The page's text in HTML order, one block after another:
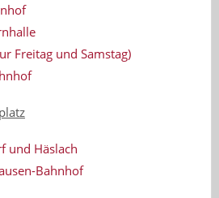
Freitag und Samstag)
und Häslach
Bahnhof